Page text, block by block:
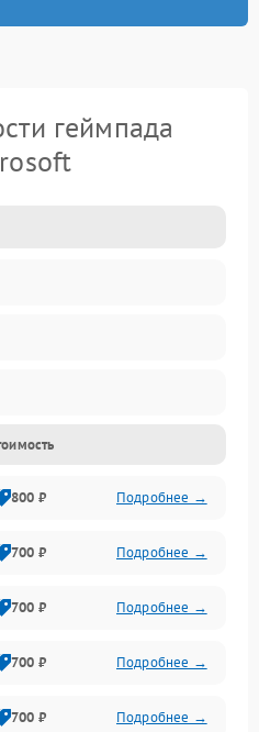
геймпада
800 ₽ Подробнее →
700 ₽ Подробнее →
700 ₽ Подробнее →
700 ₽ Подробнее →
700 ₽ Подробнее →